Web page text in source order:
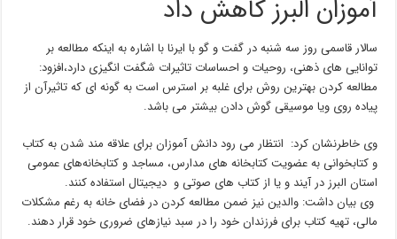
آموزان البرز کاهش داد
سالار قاسمی روز سه شنبه در گفت و گو با ایرنا با اشاره به اینکه مطالعه بر
توانایی های ذهنی، روحیات و احساسات تاثیرات شگفت انگیزی دارد،افزود:
مطالعه کردن بهترین روش برای غلبه بر استرس است به گونه ای که تاثیرآن از
پیاده روی ویا موسیقی گوش دادن بیشتر می باشد.
وی خاطرنشان کرد: انتظار می رود دانش آموزان برای علاقه مند شدن به کتاب
و کتابخوانی به عضویت کتابخانه های مدارس، مساجد و کتابخانه‌های عمومی
استان البرز در آیند و یا از کتاب های صوتی و دیجیتال استفاده کنند.
وی بیان داشت: والدین نیز ضمن مطالعه کردن در فضای خانه به رغم مشکلات
مالی، تهیه کتاب برای فرزندان خود را در سبد نیازهای ضروری خود قرار دهند.